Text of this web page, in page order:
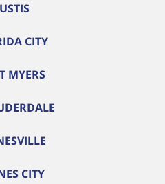
CITY
MYERS
CITY